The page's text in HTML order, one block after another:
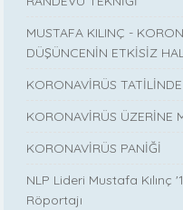
MUSTAFA KILINÇ -
DÜŞÜNCENİN ETKİSİZ
KORONAVİRÜS
KORONAVİRÜS ÜZERİNE
KORONAVİRÜS PANİĞİ
NLP Lideri Mustafa Kılınç
Röportajı